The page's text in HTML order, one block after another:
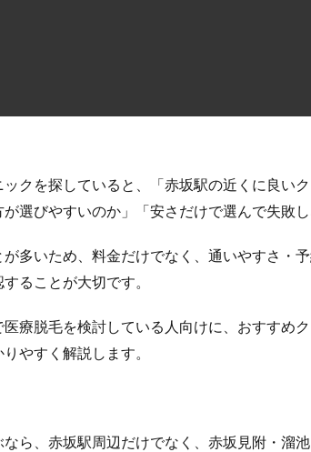
クを探していると、「赤坂駅の近くに良い
選びやすいのか」「安さだけで選んで失敗し
多いため、料金だけでなく、通いやすさ・
ることが大切です。
医療脱毛を検討している人向けに、おすすめ
やすく解説します。
ら、赤坂駅周辺だけでなく、赤坂見附・溜